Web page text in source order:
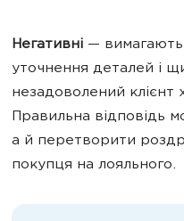
Негативні — вимагають
уточнення деталей і
незадоволений клієнт
Правильна відповідь
а й перетворити
покупця на лояльного.